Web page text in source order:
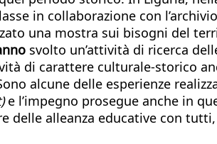
in collaborazione con
una mostra sui bisogni del
svolto un’attività di ricerca
di carattere culturale-storico
alcune delle esperienze
e l’impegno prosegue anche in
delle alleanza educative con